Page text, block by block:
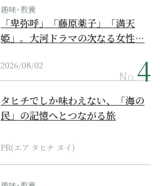
趣味･教養
「卑弥呼」「藤原薬子」「満天
姫」。大河ドラマの次なる女性…
2026/08/02
No.
タヒチでしか味わえない、「海の
民」の記憶へとつながる旅
PR(エア タヒチ ヌイ)